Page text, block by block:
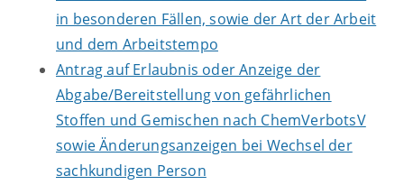
in besonderen Fällen, sowie der Art der Arbeit
und dem Arbeitstempo
Antrag auf Erlaubnis oder Anzeige der
Abgabe/Bereitstellung von gefährlichen
Stoffen und Gemischen nach ChemVerbotsV
sowie Änderungsanzeigen bei Wechsel der
sachkundigen Person